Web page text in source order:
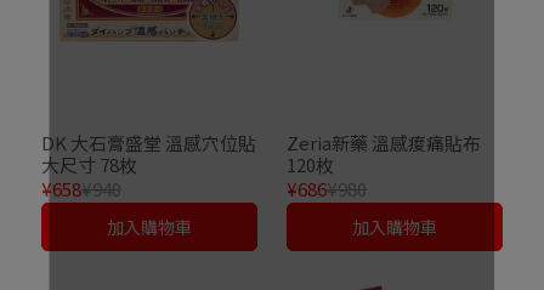
DK 大石膏盛堂 溫感穴位貼
大尺寸 78枚
¥658¥940
加入購物車
Zeria新藥 溫感痠痛貼布
120枚
¥686¥980
加入購物車